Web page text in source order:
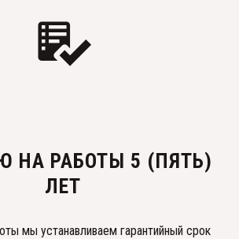
НА РАБОТЫ 5 (ПЯТЬ)
ЛЕТ
мы устанавливаем гарантийный срок